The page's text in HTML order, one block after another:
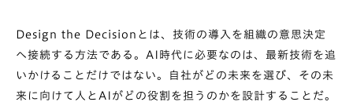
Design the Decisionとは、技術の導入を組織の意思決定
へ接続する方法である。AI時代に必要なのは、最新技術を追
いかけることだけではない。自社がどの未来を選び、その未
来に向けて人とAIがどの役割を担うのかを設計することだ。